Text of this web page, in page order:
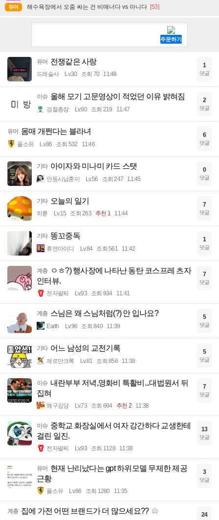
유머 해수욕장에서 오줌 싸는 건 비매너다 vs 아니다 [53]
유머 전쟁같은 사랑
드레술사 Lv.30 조회 70 11:48
1
댓글
이슈 올해 모기 고문영상이 적었던 이유 밝혀짐
검찰총장 Lv.90 조회 219 11:47
2
댓글
유머 몸매 개쩐다는 블라녀
풀소유 Lv.86 조회 532 11:46
6
댓글
기타 아이자와 미나미 카드 스탯
안동시남훈이 Lv.56 조회 247 11:45
0
댓글
기타 오늘의 일기
히롣 Lv.15 조회 263 추천 1 11:44
7
댓글
기타 똥꼬중독
휴면아이디 Lv.84 조회 561 11:42
1
댓글
계층
ㅇㅎ?) 행사장에 나타난 동탄 코스프레 츠자
인터뷰.
전자팔찌 Lv.93 조회 934 11:41
7
댓글
계층 스님은 왜 스님처럼(?) 안 입나요?
Earth Lv.96 조회 840 11:39
5
댓글
기타 어느 남성의 교전기록
제르만크록 Lv.81 조회 856 11:38
5
댓글
이슈 내란부부 저녁,영화비 특활비...대법원서 뒤
집혀
왜구김당 Lv.73 조회 664 추천 2 11:38
7
댓글
이슈 중학교 화장실에서 여자 강간하다 교생한테
걸린 일진.
전자팔찌 Lv.93 조회 1128 11:38
13
댓글
유머 현재 난리났다는 gpt 하위모델 무제한 제공
근황
풀소유 Lv.86 조회 1280 11:35
3
댓글
계층 집에 가전 어떤 브랜드가 더 많으세요?? 24